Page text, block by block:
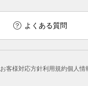
よくある質問
お客様対応方針利用規約個人情